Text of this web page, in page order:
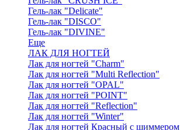
Гель-лак "Delicate"
Гель-лак "DISCO"
Гель-лак "DIVINE"
Еще
ЛАК ДЛЯ НОГТЕЙ
Лак для ногтей "Charm"
Лак для ногтей "Multi Reflection"
Лак для ногтей "OPAL"
Лак для ногтей "POINT"
Лак для ногтей "Reflection"
Лак для ногтей "Winter"
Лак для ногтей Красный с шиммером